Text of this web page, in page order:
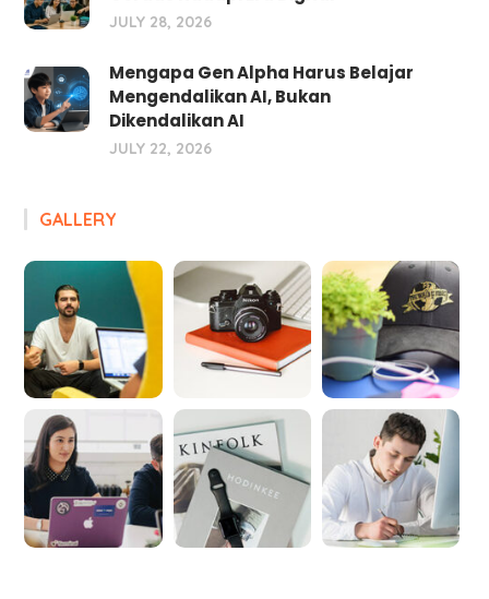
JULY 28, 2026
Mengapa Gen Alpha Harus Belajar
Mengendalikan AI, Bukan
Dikendalikan AI
JULY 22, 2026
GALLERY